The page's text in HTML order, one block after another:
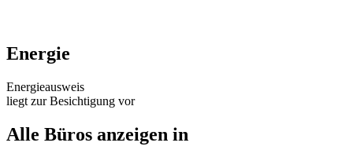
Energie
Energieausweis
liegt zur Besichtigung vor
Alle Büros anzeigen in